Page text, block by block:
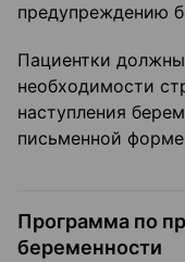
предупреждению
Пациентки
необходимости
наступления
письменной
Программа по
беременности